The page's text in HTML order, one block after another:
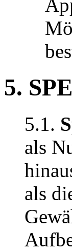
5.
5.1.
als
als